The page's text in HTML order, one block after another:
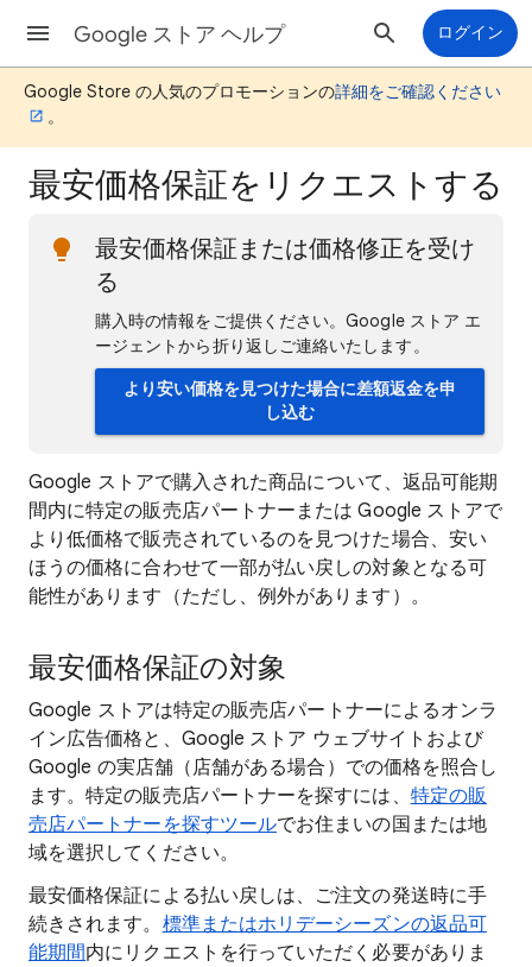
Google ストア ヘルプ ログイン
Google Store の人気のプロモーションの詳細をご確認ください
。
最安価格保証をリクエストする
最安価格保証または価格修正を受け
る
購入時の情報をご提供ください。Google ストア エ
ージェントから折り返しご連絡いたします。
より安い価格を見つけた場合に差額返金を申
し込む
Google ストアで購入された商品について、返品可能期
間内に特定の販売店パートナーまたは Google ストアで
より低価格で販売されているのを見つけた場合、安い
ほうの価格に合わせて一部が払い戻しの対象となる可
能性があります（ただし、例外があります）。
最安価格保証の対象
Google ストアは特定の販売店パートナーによるオンラ
イン広告価格と、Google ストア ウェブサイトおよび
Google の実店舗（店舗がある場合）での価格を照合し
ます。特定の販売店パートナーを探すには、 特定の販
売店パートナーを探すツールでお住まいの国または地
域を選択してください。
最安価格保証による払い戻しは、ご注文の発送時に手
続きされます。 標準またはホリデーシーズンの返品可
能期間内にリクエストを行っていただく必要がありま